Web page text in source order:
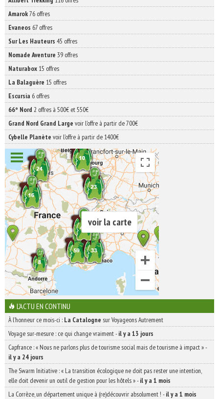
Amarok76 offres
Evaneos 67 offres
Sur Les Hauteurs 45 offres
Nomade Aventure 39 offres
Naturabox 15 offres
La Balaguère 15 offres
Escursia 6 offres
66° Nord 2 offres à 500€ et 550€
Grand Nord Grand Large voir l'offre à partir de 700€
Cybelle Planète voir l'offre à partir de 1400€
voir la carte
L'ACTU EN CONTINU
À l'honneur ce mois-ci : La Catalogne sur Voyageons Autrement
Voyage sur-mesure : ce qui change vraiment-il y a 13 jours
Capfrance : « Nous ne parlons plus de tourisme social mais de tourisme à impact »-
il y a 24 jours
The Swarm Initiative : « La transition écologique ne doit pas rester une intention,
elle doit devenir un outil de gestion pour les hôtels »-il y a 1 mois
La Corrèze, un département unique à (re)découvrir absolument ! -il y a 1 mois